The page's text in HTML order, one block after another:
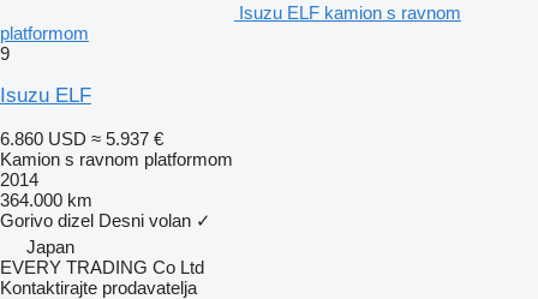
Isuzu ELF kamion s ravnom
platformom
9
Isuzu ELF
6.860 USD ≈ 5.937 €
Kamion s ravnom platformom
2014
364.000 km
Gorivo dizel Desni volan ✓
Japan
EVERY TRADING Co Ltd
Kontaktirajte prodavatelja